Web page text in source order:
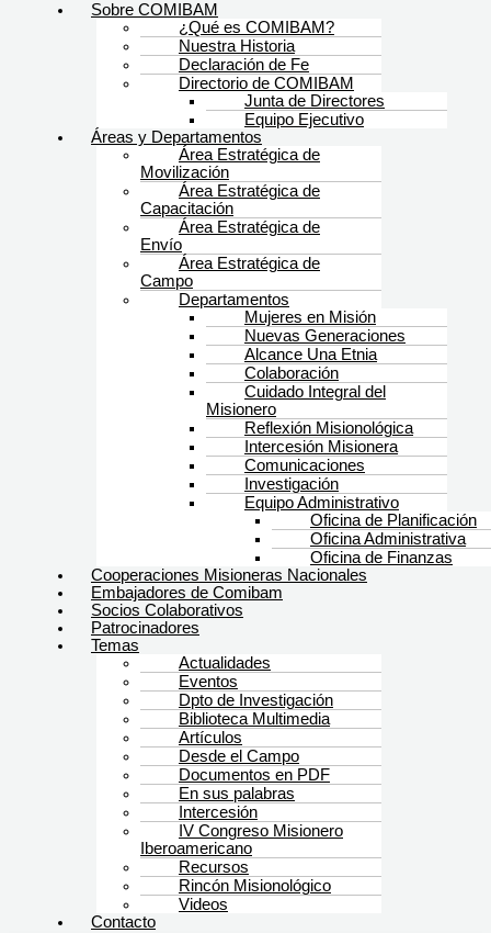
Sobre COMIBAM
¿Qué es COMIBAM?
Nuestra Historia
Declaración de Fe
Directorio de COMIBAM
Junta de Directores
Equipo Ejecutivo
Áreas y Departamentos
Área Estratégica de
Movilización
Área Estratégica de
Capacitación
Área Estratégica de
Envío
Área Estratégica de
Campo
Departamentos
Mujeres en Misión
Nuevas Generaciones
Alcance Una Etnia
Colaboración
Cuidado Integral del
Misionero
Reflexión Misionológica
Intercesión Misionera
Comunicaciones
Investigación
Equipo Administrativo
Oficina de Planificación
Oficina Administrativa
Oficina de Finanzas
Cooperaciones Misioneras Nacionales
Embajadores de Comibam
Socios Colaborativos
Patrocinadores
Temas
Actualidades
Eventos
Dpto de Investigación
Biblioteca Multimedia
Artículos
Desde el Campo
Documentos en PDF
En sus palabras
Intercesión
IV Congreso Misionero
Iberoamericano
Recursos
Rincón Misionológico
Videos
Contacto